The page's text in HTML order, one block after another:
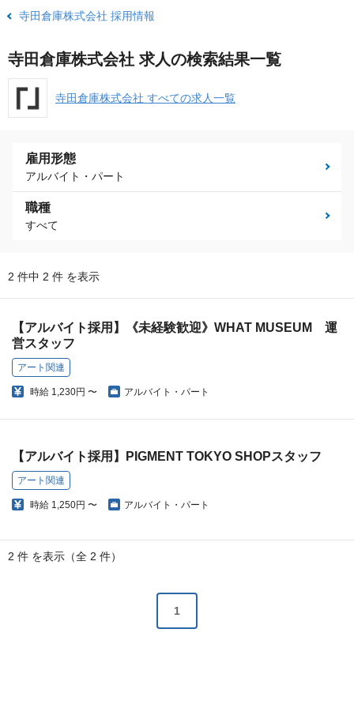
寺田倉庫株式会社 採用情報
寺田倉庫株式会社 求人の検索結果一覧
寺田倉庫株式会社 すべての求人一覧
雇用形態
アルバイト・パート
職種
すべて
2 件中 2 件 を表示
【アルバイト採用】《未経験歓迎》WHAT MUSEUM 運
営スタッフ
アート関連
時給 1,230円 〜 アルバイト・パート
【アルバイト採用】PIGMENT TOKYO SHOPスタッフ
アート関連
時給 1,250円 〜 アルバイト・パート
2 件 を表示（全 2 件）
1